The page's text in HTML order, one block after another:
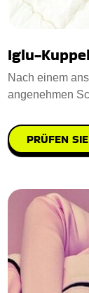
Iglu-
Nach einem
angenehmen
PRÜFEN